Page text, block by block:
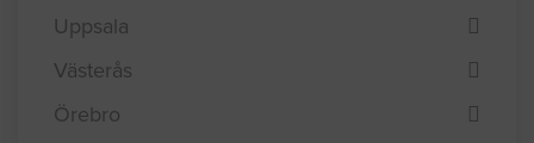
Uppsala
Västerås
Örebro